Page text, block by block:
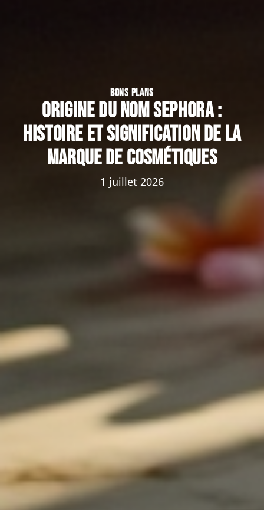
BONS PLANS
Origine du nom Sephora :
histoire et signification de la
marque de cosmétiques
1 juillet 2026